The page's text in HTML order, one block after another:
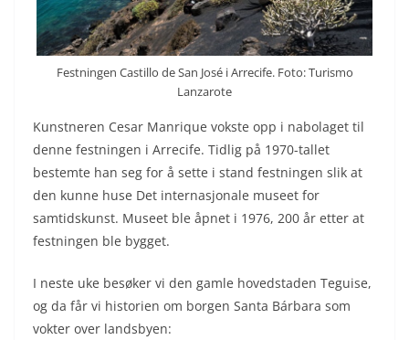
Festningen Castillo de San José i Arrecife. Foto: Turismo
Lanzarote
Kunstneren Cesar Manrique vokste opp i nabolaget til
denne festningen i Arrecife. Tidlig på 1970-tallet
bestemte han seg for å sette i stand festningen slik at
den kunne huse Det internasjonale museet for
samtidskunst. Museet ble åpnet i 1976, 200 år etter at
festningen ble bygget.
I neste uke besøker vi den gamle hovedstaden Teguise,
og da får vi historien om borgen Santa Bárbara som
vokter over landsbyen: